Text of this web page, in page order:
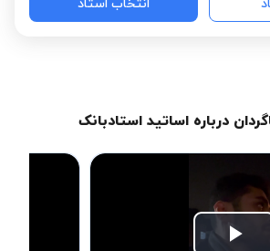
انتخاب استاد
درباره اساتید استادبانک